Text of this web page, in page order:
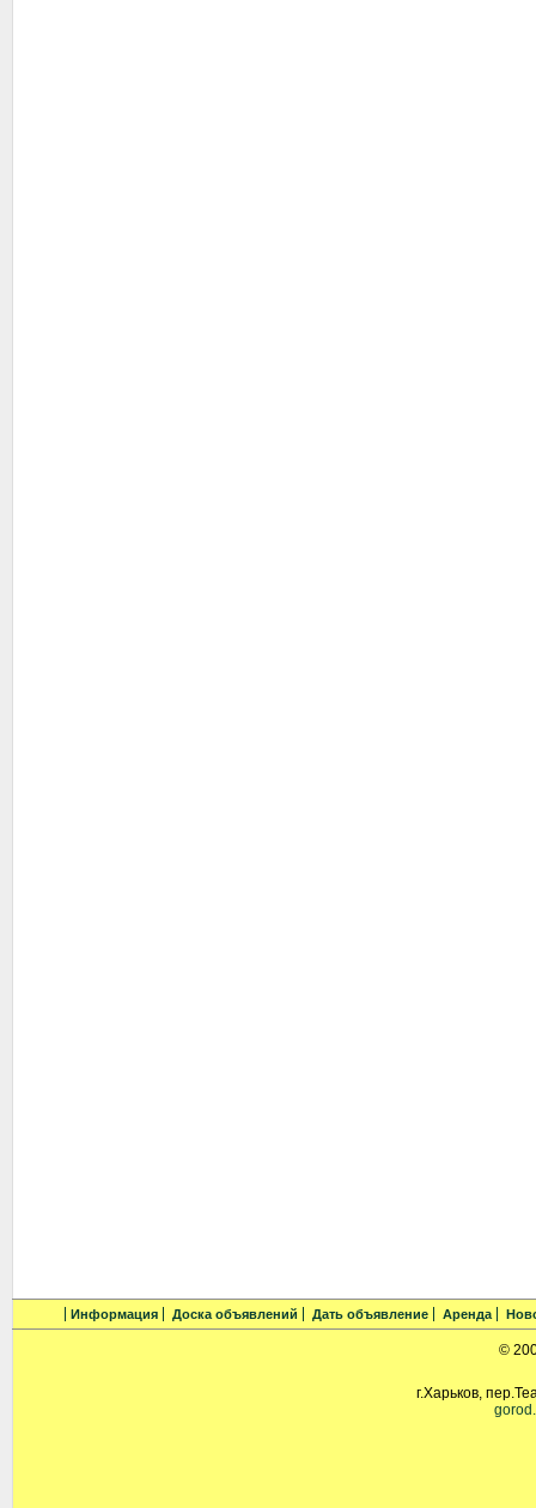
Информация Доска объявлений Дать объявление Аренда
©
г.Харьков,